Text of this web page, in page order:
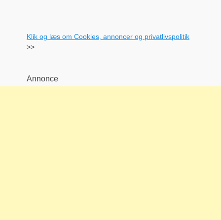
Klik og læs om Cookies, annoncer og privatlivspolitik
>>
Annonce